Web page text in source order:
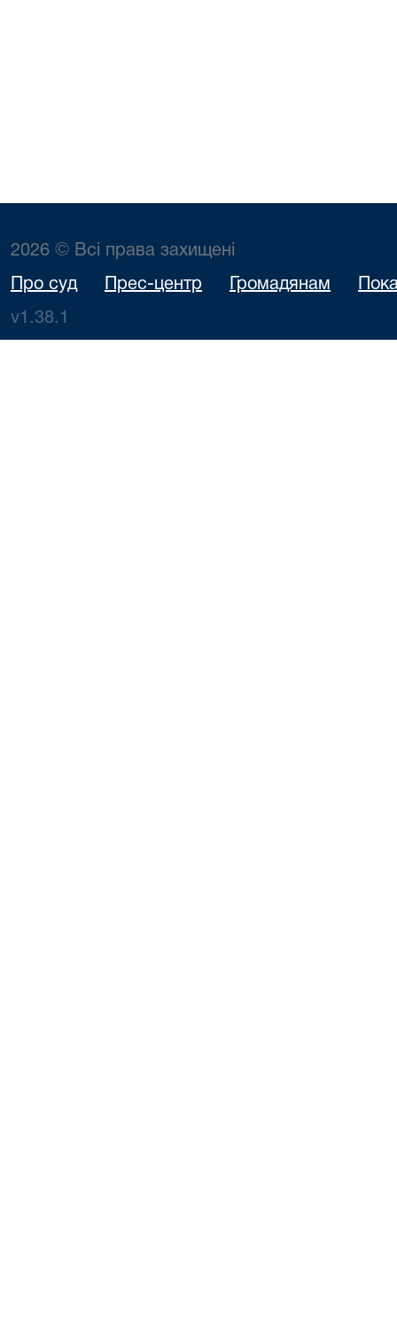
2026 © Всі права захищені
Про суд Прес-центр Громадянам
v1.38.1